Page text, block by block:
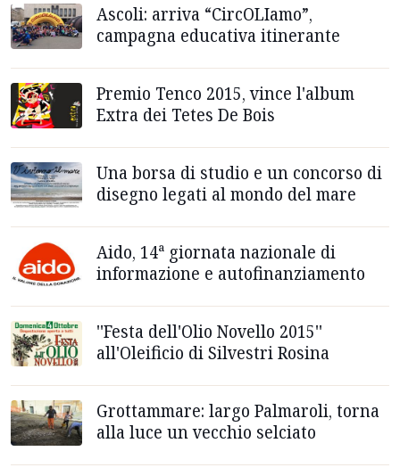
Ascoli: arriva “CircOLIamo”,
campagna educativa itinerante
Premio Tenco 2015, vince l'album
Extra dei Tetes De Bois
Una borsa di studio e un concorso di
disegno legati al mondo del mare
Aido, 14ª giornata nazionale di
informazione e autofinanziamento
''Festa dell'Olio Novello 2015''
all'Oleificio di Silvestri Rosina
Grottammare: largo Palmaroli, torna
alla luce un vecchio selciato